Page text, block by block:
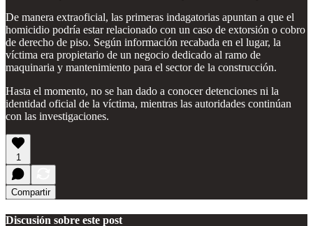
De manera extraoficial, las primeras indagatorias apuntan a que el
homicidio podría estar relacionado con un caso de extorsión o cobro
de derecho de piso. Según información recabada en el lugar, la
víctima era propietario de un negocio dedicado al ramo de
maquinaria y mantenimiento para el sector de la construcción.
Hasta el momento, no se han dado a conocer detenciones ni la
identidad oficial de la víctima, mientras las autoridades continúan
con las investigaciones.
1
Compartir
Discusión sobre este post